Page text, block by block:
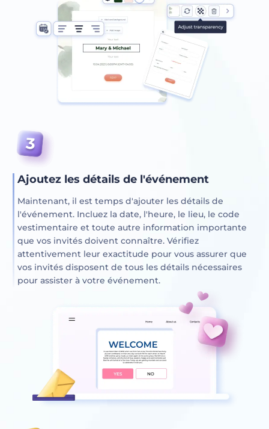
Ajoutez les détails de l'événement
Maintenant, il est temps d'ajouter les détails de
l'événement. Incluez la date, l'heure, le lieu, le code
vestimentaire et toute autre information importante
que vos invités doivent connaître. Vérifiez
attentivement leur exactitude pour vous assurer que
vos invités disposent de tous les détails nécessaires
pour assister à votre événement.